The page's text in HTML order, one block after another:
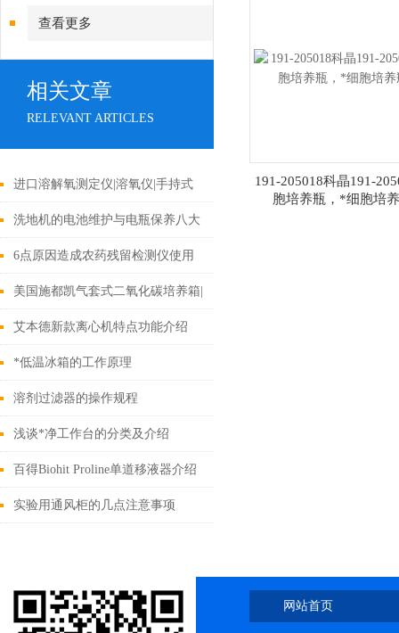
查看更多
相关文章
RELEVANT ARTICLES
进口溶解氧测定仪|溶氧仪|手持式
溶解氧测定仪|溶解氧检测仪021-
61640167
洗地机的电池维护与电瓶保养八大
事项
6点原因造成农药残留检测仪使用
中溶解酶活性低
美国施都凯气套式二氧化碳培养箱|
进口CO2培养箱低上海旦鼎021-
61640167
艾本德新款离心机特点功能介绍
*低温冰箱的工作原理
溶剂过滤器的操作规程
浅谈*净工作台的分类及介绍
百得Biohit Proline单道移液器介绍
实验用通风柜的几点注意事项
191-205018科晶191-
胞培养瓶，*细胞培
网站首页